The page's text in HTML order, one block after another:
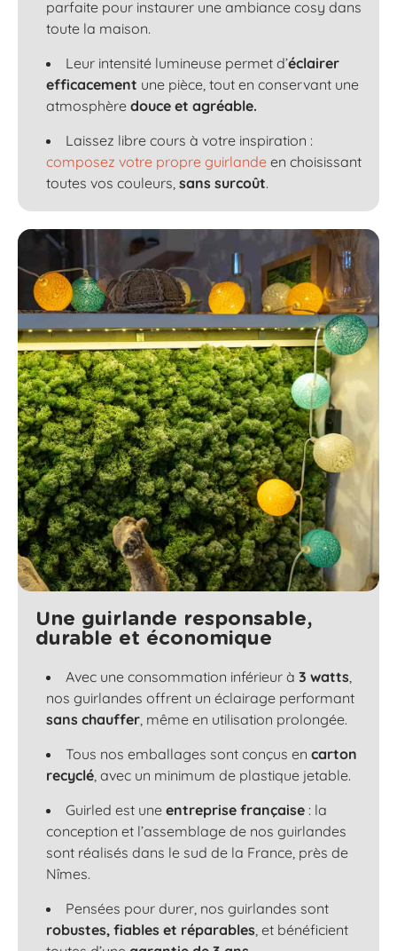
parfaite pour instaurer une ambiance cosy dans
toute la maison.
Leur intensité lumineuse permet d’éclairer
efficacement une pièce, tout en conservant une
atmosphère douce et agréable.
Laissez libre cours à votre inspiration :
composez votre propre guirlande en choisissant
toutes vos couleurs, sans surcoût.
Une guirlande responsable,
durable et économique
Avec une consommation inférieur à 3 watts,
nos guirlandes offrent un éclairage performant
sans chauffer, même en utilisation prolongée.
Tous nos emballages sont conçus en carton
recyclé, avec un minimum de plastique jetable.
Guirled est une entreprise française : la
conception et l’assemblage de nos guirlandes
sont réalisés dans le sud de la France, près de
Nîmes.
Pensées pour durer, nos guirlandes sont
robustes, fiables et réparables, et bénéficient